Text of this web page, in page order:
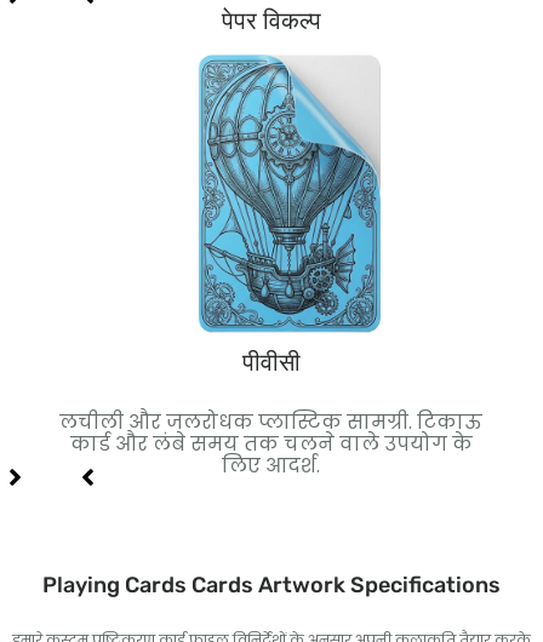
पेपर विकल्प
पीवीसी
लचीली और जलरोधक प्लास्टिक सामग्री. टिकाऊ
कार्ड और लंबे समय तक चलने वाले उपयोग के
लिए आदर्श.
Playing Cards Cards Artwork Specifications